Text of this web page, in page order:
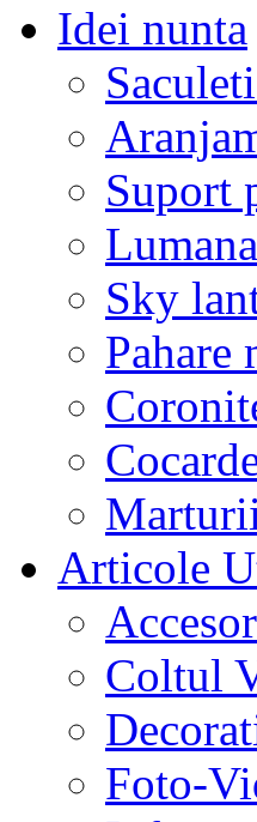
Idei nunta
Suport
Sky
Pahare
Articole
Coltul
Foto-